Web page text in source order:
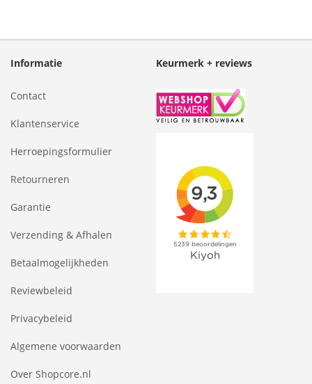
Informatie
Contact
Klantenservice
Herroepingsformulier
Retourneren
Garantie
Verzending & Afhalen
Betaalmogelijkheden
Reviewbeleid
Privacybeleid
Algemene voorwaarden
Over Shopcore.nl
Keurmerk + reviews